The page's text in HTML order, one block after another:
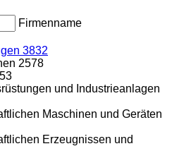
Firmenname
3832
2578
und Industrieanlagen
Maschinen und Geräten
Erzeugnissen und